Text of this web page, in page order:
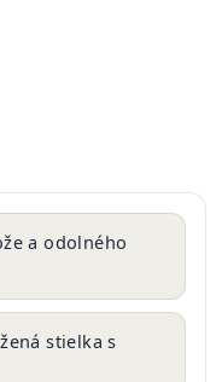
a odolného
stielka s